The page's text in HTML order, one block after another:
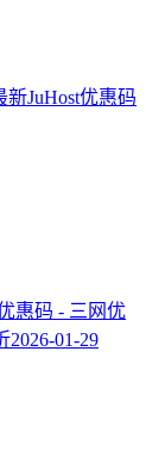
新JuHost优惠码
惠码 - 三网优
2026-01-29